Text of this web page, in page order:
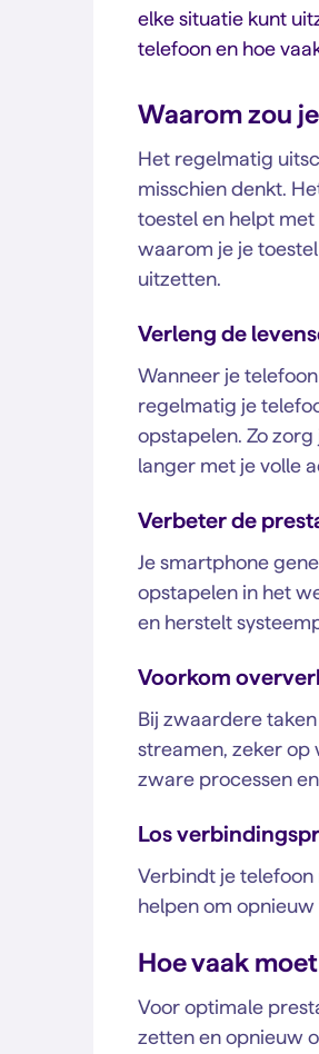
elke situatie kunt
telefoon en hoe
Waarom zou
Het regelmatig
misschien denkt.
toestel en helpt
waarom je je
uitzetten.
Verleng de
Wanneer je
regelmatig je
opstapelen. Zo
langer met je volle
Verbeter de
Je smartphone
opstapelen in het
en herstelt
Voorkom
Bij zwaardere
streamen, zeker op
zware processen
Los
Verbindt je
helpen om opnieuw
Hoe vaak
Voor optimale
zetten en opnieuw